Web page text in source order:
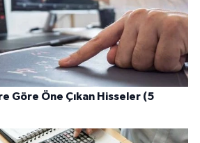
Göre Öne Çıkan Hisseler (5